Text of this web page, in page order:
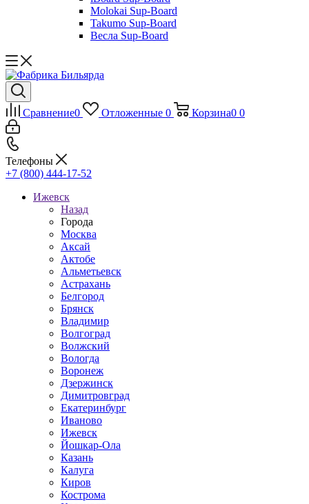
Molokai Sup-Board
Takumo Sup-Board
Весла Sup-Board
Сравнение0 Отложенные 0 Корзина0 0
Телефоны
+7 (800) 444-17-52
Ижевск
Назад
Города
Москва
Аксай
Актобе
Альметьевск
Астрахань
Белгород
Брянск
Владимир
Волгоград
Волжский
Вологда
Воронеж
Дзержинск
Димитровград
Екатеринбург
Иваново
Ижевск
Йошкар-Ола
Казань
Калуга
Киров
Кострома